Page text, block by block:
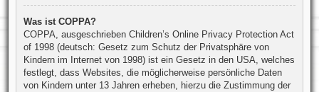
Was ist COPPA?
COPPA, ausgeschrieben Children’s Online Privacy Protection Act
of 1998 (deutsch: Gesetz zum Schutz der Privatsphäre von
Kindern im Internet von 1998) ist ein Gesetz in den USA, welches
festlegt, dass Websites, die möglicherweise persönliche Daten
von Kindern unter 13 Jahren erheben, hierzu die Zustimmung der